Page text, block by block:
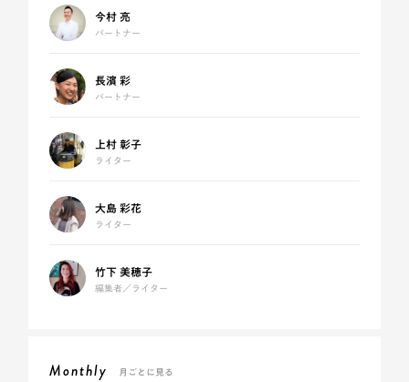
今村 亮
パートナー
長濱 彩
パートナー
上村 彰子
ライター
大島 彩花
ライター
竹下 美穂子
編集者／ライター
Monthly 月ごとに見る